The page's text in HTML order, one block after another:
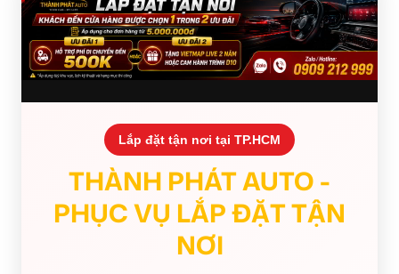
Lắp đặt tận nơi tại TP.HCM
THÀNH PHÁT AUTO -
PHỤC VỤ LẮP ĐẶT TẬN
NƠI